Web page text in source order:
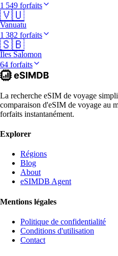
1 549 forfaits
🇻🇺
Vanuatu
1 382 forfaits
🇸🇧
Îles Salomon
64 forfaits
La recherche eSIM de voyage
comparaison d'eSIM de voyage au
forfaits instantanément.
Explorer
Régions
Blog
About
eSIMDB Agent
Mentions légales
Politique de confidentialité
Conditions d'utilisation
Contact